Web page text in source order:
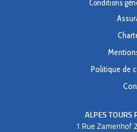
Conditions
Politique de
ALPES TOURS
1 Rue Zamenhof